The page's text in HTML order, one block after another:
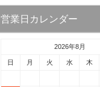
営業日カレンダー
2026年8月
日 月 火 水 木